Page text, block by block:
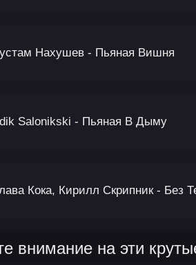
Нахушев - Пьяная Вишня
Salonikski - Пьяная В Дыму
Кока, Кирилл Скрипник - Без
внимание на эти